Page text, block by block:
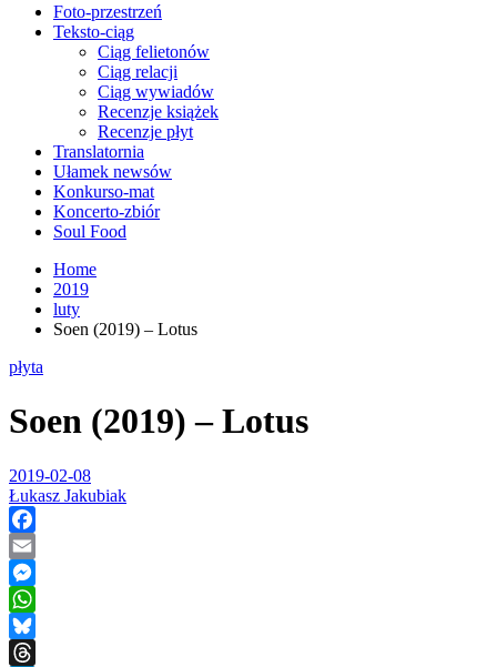
Foto-przestrzeń
Teksto-ciąg
Ciąg felietonów
Ciąg relacji
Ciąg wywiadów
Recenzje książek
Recenzje płyt
Translatornia
Ułamek newsów
Konkurso-mat
Koncerto-zbiór
Soul Food
Home
2019
luty
Soen (2019) – Lotus
płyta
Soen (2019) – Lotus
2019-02-08
Łukasz Jakubiak
Facebook
Email
Messenger
WhatsApp
Bluesky